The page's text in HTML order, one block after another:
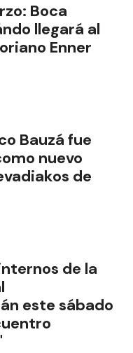
Boca
llegará al
Enner
Bauzá fue
nuevo
de
de la
este sábado